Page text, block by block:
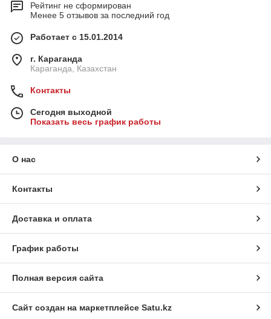
Рейтинг не сформирован
Менее 5 отзывов за последний год
Работает с 15.01.2014
г. Караганда
Караганда, Казахстан
Контакты
Сегодня выходной
Показать весь график работы
О нас
Контакты
Доставка и оплата
График работы
Полная версия сайта
Сайт создан на маркетплейсе Satu.kz